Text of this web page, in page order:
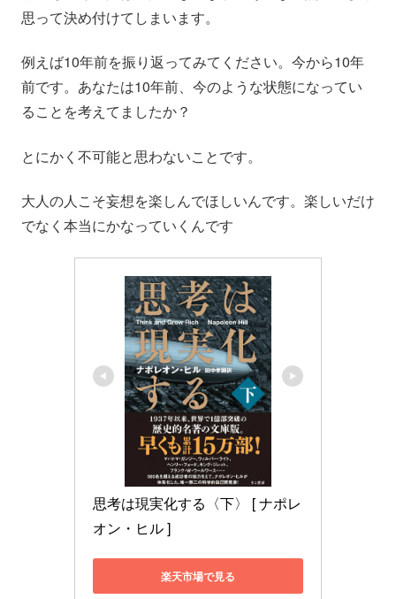
思って決め付けてしまいます。
例えば10年前を振り返ってみてください。今から10年
前です。あなたは10年前、今のような状態になってい
ることを考えてましたか？
とにかく不可能と思わないことです。
大人の人こそ妄想を楽しんでほしいんです。楽しいだけ
でなく本当にかなっていくんです
思考は現実化する〈下〉 [ ナポレ
オン・ヒル ]
楽天市場で見る